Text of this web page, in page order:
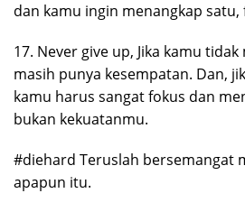
dan kamu ingin menangkap satu,
17. Never give up, Jika kamu
masih punya kesempatan. Dan,
kamu harus sangat fokus dan
bukan kekuatanmu.
#diehard Teruslah bersemangat
apapun itu.